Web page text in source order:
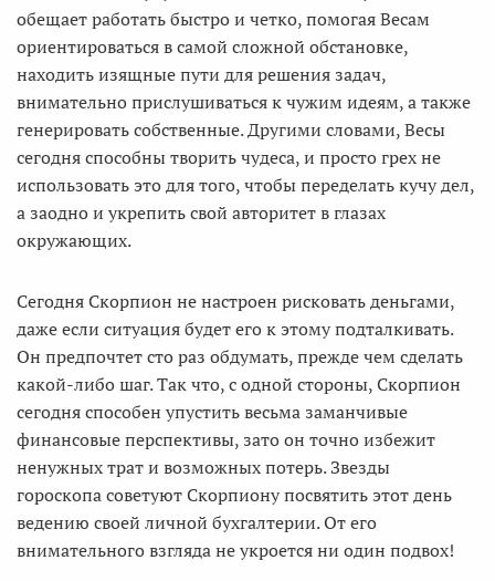
обещает работать быстро и четко, помогая Весам
ориентироваться в самой сложной обстановке,
находить изящные пути для решения задач,
внимательно прислушиваться к чужим идеям, а также
генерировать собственные. Другими словами, Весы
сегодня способны творить чудеса, и просто грех не
использовать это для того, чтобы переделать кучу дел,
а заодно и укрепить свой авторитет в глазах
окружающих.
Сегодня Скорпион не настроен рисковать деньгами,
даже если ситуация будет его к этому подталкивать.
Он предпочтет сто раз обдумать, прежде чем сделать
какой-либо шаг. Так что, с одной стороны, Скорпион
сегодня способен упустить весьма заманчивые
финансовые перспективы, зато он точно избежит
ненужных трат и возможных потерь. Звезды
гороскопа советуют Скорпиону посвятить этот день
ведению своей личной бухгалтерии. От его
внимательного взгляда не укроется ни один подвох!